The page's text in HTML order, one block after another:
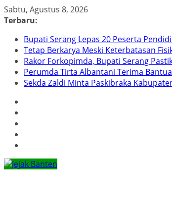
Skip
to
Sabtu, Agustus 8, 2026
Terbaru:
Bupati Serang Lepas 20 Peserta
Tetap Berkarya Meski Keterbatasan
Rakor Forkopimda, Bupati Serang
Perumda Tirta Albantani Terima
Sekda Zaldi Minta Paskibraka